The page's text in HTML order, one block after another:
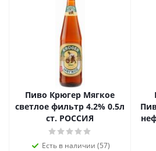
Пиво Крюгер Мягкое
светлое фильтр 4.2% 0.5л
ст. РОССИЯ
Есть в наличии (57)